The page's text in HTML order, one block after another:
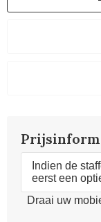
Indien de
eerst een
Draai uw